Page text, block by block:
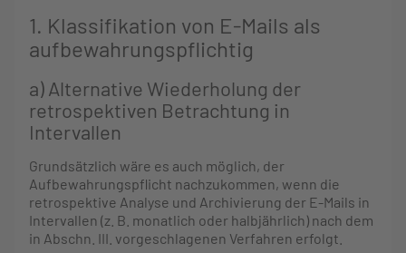
1. Klassifikation von E-Mails als
aufbewahrungspflichtig
a) Alternative Wiederholung der
retrospektiven Betrachtung in
Intervallen
Grundsätzlich wäre es auch möglich, der
Aufbewahrungspflicht nachzukommen, wenn die
retrospektive Analyse und Archivierung der E-Mails in
Intervallen (z. B. monatlich oder halbjährlich) nach dem
in Abschn. III. vorgeschlagenen Verfahren erfolgt.